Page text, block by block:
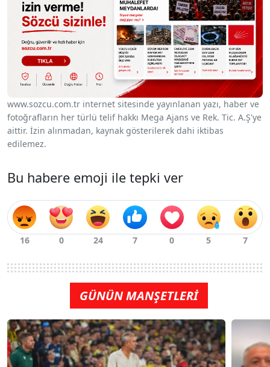
www.sozcu.com.tr internet sitesinde yayınlanan yazı, haber ve
fotoğrafların her türlü telif hakkı Mega Ajans ve Rek. Tic. A.Ş'ye
aittir. İzin alınmadan, kaynak gösterilerek dahi iktibas
edilemez.
Bu habere emoji ile tepki ver
GÜNÜN MANŞETLERİ